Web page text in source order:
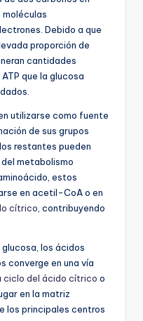
Debido a que
proporción de
cantidades
que la glucosa
utilizarse como fuente
de sus grupos
restantes pueden
metabolismo
estos
en acetil-CoA o en
cítrico , contribuyendo
los ácidos
converge en una vía
ciclo del ácido cítrico o
en la matriz
los principales centros